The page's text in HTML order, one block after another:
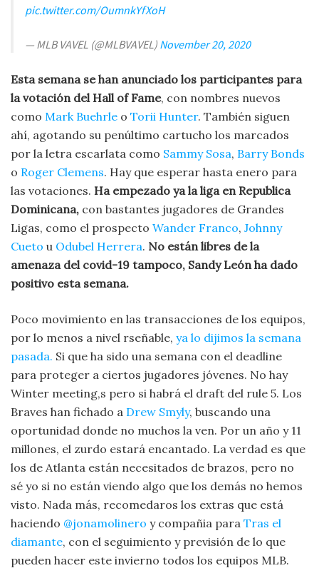
pic.twitter.com/OumnkYfXoH
— MLB VAVEL (@MLBVAVEL) November 20, 2020
Esta semana se han anunciado los participantes para
la votación del Hall of Fame, con nombres nuevos
como Mark Buehrle o Torii Hunter. También siguen
ahí, agotando su penúltimo cartucho los marcados
por la letra escarlata como Sammy Sosa, Barry Bonds
o Roger Clemens. Hay que esperar hasta enero para
las votaciones. Ha empezado ya la liga en Republica
Dominicana, con bastantes jugadores de Grandes
Ligas, como el prospecto Wander Franco, Johnny
Cueto u Odubel Herrera. No están libres de la
amenaza del covid-19 tampoco, Sandy León ha dado
positivo esta semana.
Poco movimiento en las transacciones de los equipos,
por lo menos a nivel rseñable, ya lo dijimos la semana
pasada. Si que ha sido una semana con el deadline
para proteger a ciertos jugadores jóvenes. No hay
Winter meeting,s pero si habrá el draft del rule 5. Los
Braves han fichado a Drew Smyly, buscando una
oportunidad donde no muchos la ven. Por un año y 11
millones, el zurdo estará encantado. La verdad es que
los de Atlanta están necesitados de brazos, pero no
sé yo si no están viendo algo que los demás no hemos
visto. Nada más, recomedaros los extras que está
haciendo @jonamolinero y compañia para Tras el
diamante, con el seguimiento y previsión de lo que
pueden hacer este invierno todos los equipos MLB.